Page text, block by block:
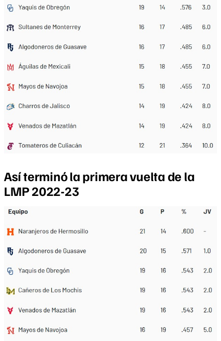
Así terminó la primera vuelta de la
LMP 2022-23